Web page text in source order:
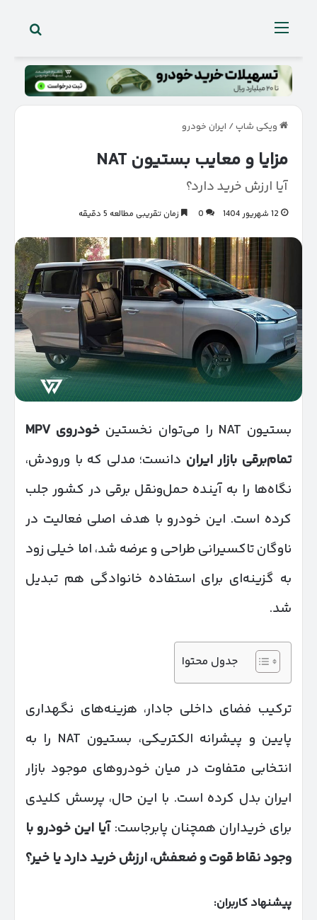
منو
ویکی شاپ/ ایران خودرو
مزایا و معایب بستیون NAT
آیا ارزش خرید دارد؟
12 شهریور 1404 0 زمان تقریبی مطالعه 5 دقیقه
بستیون NAT را می‌توان نخستین خودروی MPV
تمام‌برقی بازار ایران دانست؛ مدلی که با ورودش،
نگاه‌ها را به آینده حمل‌ونقل برقی در کشور جلب
کرده است. این خودرو با هدف اصلی فعالیت در
ناوگان تاکسیرانی طراحی و عرضه شد، اما خیلی زود
به گزینه‌ای برای استفاده خانوادگی هم تبدیل
شد.
جدول محتوا
ترکیب فضای داخلی جادار، هزینه‌های نگهداری
پایین و پیشرانه الکتریکی، بستیون NAT را به
انتخابی متفاوت در میان خودروهای موجود بازار
ایران بدل کرده است. با این حال، پرسش کلیدی
برای خریداران همچنان پابرجاست:آیا این خودرو با
وجود نقاط قوت و ضعفش، ارزش خرید دارد یا خیر؟
پیشنهاد کاربران: